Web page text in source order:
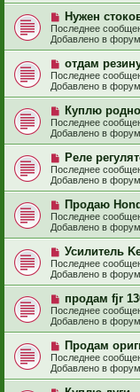
е
б
щ
е
н
и
е
с
о
о
б
щ
е
н
и
е
Н
о
в
о
с
о
о
б
щ
е
н
и
е
Нужен
Последнее
Добавлено в
Н
о
в
о
е
с
о
о
б
щ
е
н
и
е
отдам
Последнее
Добавлено в
Н
о
в
о
е
с
о
о
б
щ
е
н
и
е
Куплю
Последнее
Добавлено в
Н
о
в
о
е
с
о
о
б
щ
е
н
и
Реле
Последнее
Добавлено в
Н
о
в
о
е
с
о
о
б
щ
е
н
и
е
Продаю
Последнее
Добавлено в
Н
о
в
о
с
о
о
б
щ
е
н
и
е
Усилитель
Последнее
Добавлено в
Н
о
в
о
е
с
о
о
б
продам fjr
Последнее
Добавлено в
Н
о
в
о
е
Продам
Последнее
Добавлено в